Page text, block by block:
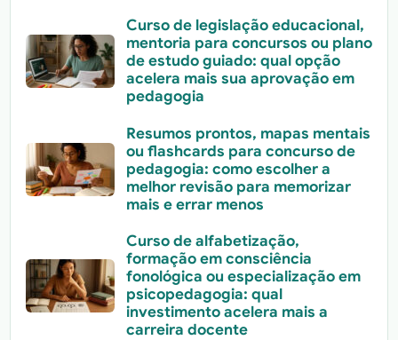
Curso de legislação educacional,
mentoria para concursos ou plano
de estudo guiado: qual opção
acelera mais sua aprovação em
pedagogia
Resumos prontos, mapas mentais
ou flashcards para concurso de
pedagogia: como escolher a
melhor revisão para memorizar
mais e errar menos
Curso de alfabetização,
formação em consciência
fonológica ou especialização em
psicopedagogia: qual
investimento acelera mais a
carreira docente